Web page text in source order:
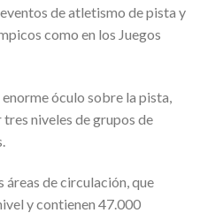
de atletismo de pista y
como en los Juegos
óculo sobre la pista,
niveles de grupos de
áreas de circulación, que
y contienen 47.000